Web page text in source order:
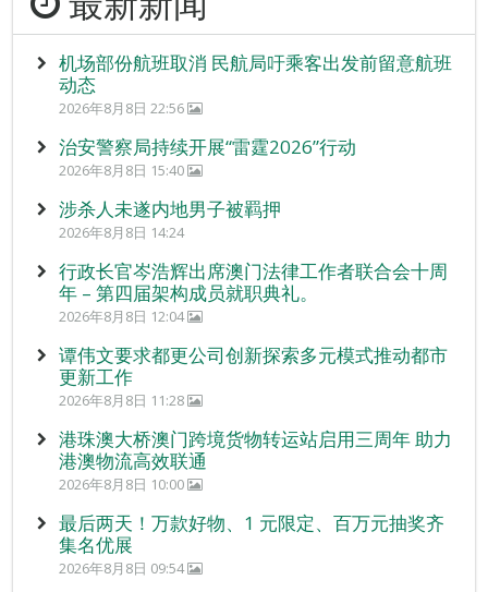
机场部份航班取消 民航局吁乘客出发前留意航班
动态
2026年8月8日 22:56
治安警察局持续开展“雷霆2026”行动
2026年8月8日 15:40
涉杀人未遂内地男子被羁押
2026年8月8日 14:24
行政长官岑浩辉出席澳门法律工作者联合会十周
年 – 第四届架构成员就职典礼。
2026年8月8日 12:04
谭伟文要求都更公司创新探索多元模式推动都市
更新工作
2026年8月8日 11:28
港珠澳大桥澳门跨境货物转运站启用三周年 助力
港澳物流高效联通
2026年8月8日 10:00
最后两天！万款好物、1 元限定、百万元抽奖齐
集名优展
2026年8月8日 09:54